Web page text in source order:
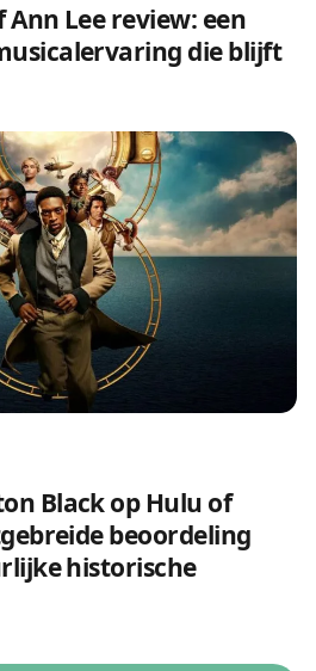
Lee review: een
die blijft
Black op Hulu of
beoordeling
historische